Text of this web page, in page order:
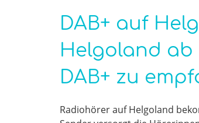
DAB+ auf
Helgoland
DAB+ zu
Radiohörer auf Helgoland